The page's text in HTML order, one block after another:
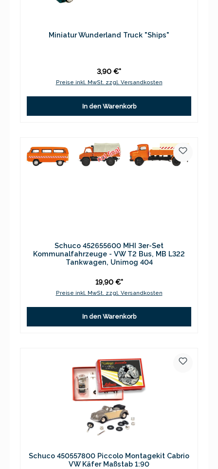
Miniatur Wunderland Truck "Ships"
3,90 €*
Preise inkl. MwSt. zzgl. Versandkosten
In den Warenkorb
Schuco 452655600 MHI 3er-Set
Kommunalfahrzeuge - VW T2 Bus, MB L322
Tankwagen, Unimog 404
19,90 €*
Preise inkl. MwSt. zzgl. Versandkosten
In den Warenkorb
Schuco 450557800 Piccolo Montagekit Cabrio
VW Käfer Maßstab 1:90